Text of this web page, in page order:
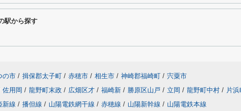
駅から探す
の市 / 揖保郡太子町 / 赤穂市 / 相生市 / 神崎郡福崎町 / 宍粟市
佐用岡 / 龍野町末政 / 広畑区才 / 福崎新 / 勝原区山戸 / 立岡 / 龍野町中村 / 片浜
新線 / 播但線 / 山陽電鉄網干線 / 赤穂線 / 山陽新幹線 / 山陽電鉄本線